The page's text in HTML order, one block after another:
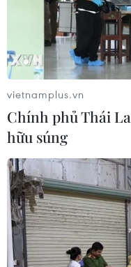
Châu Âu sẽ chứng
toàn phần hiếm có
10/08/2026 04:35
Ngoại giao khoa học
ngoại giao được trao
09/08/2026 11:51
Trí tuệ nhân tạo tạo
diệt vi khuẩn kháng
09/08/2026 07:45
vietnamplus.vn
Chính phủ Thái
hữu súng